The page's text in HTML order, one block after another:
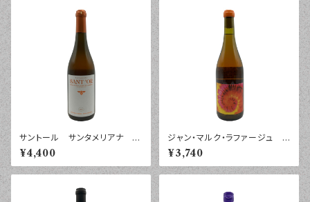
サントール サンタメリアナ ア
ンフォラ・エイジング スキン・コ
ンタクト ２０２４年 ７５０ｍｌ
¥4,400
ジャン・マルク・ラファージュ タ
ロンハ コート・カタラン ２０
２４年 ７５０ｍｌ
¥3,740